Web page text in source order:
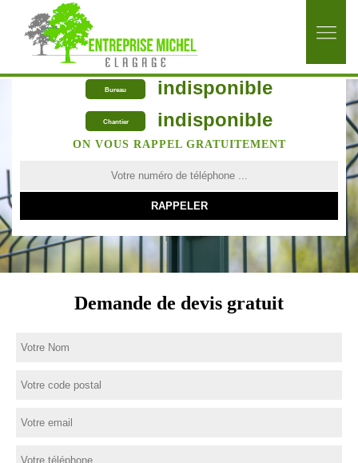
Bureau indisponible
Chantier indisponible
ON VOUS RAPPEL GRATUITEMENT
Demande de devis gratuit